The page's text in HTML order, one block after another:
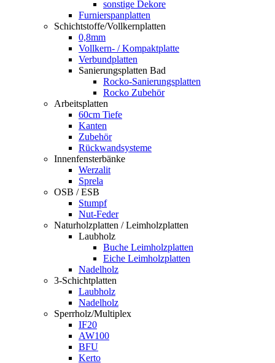
sonstige Dekore
Furnierspanplatten
Schichtstoffe/Vollkernplatten
0,8mm
Vollkern- / Kompaktplatte
Verbundplatten
Sanierungsplatten Bad
Rocko-Sanierungsplatten
Rocko Zubehör
Arbeitsplatten
60cm Tiefe
Kanten
Zubehör
Rückwandsysteme
Innenfensterbänke
Werzalit
Sprela
OSB / ESB
Stumpf
Nut-Feder
Naturholzplatten / Leimholzplatten
Laubholz
Buche Leimholzplatten
Eiche Leimholzplatten
Nadelholz
3-Schichtplatten
Laubholz
Nadelholz
Sperrholz/Multiplex
IF20
AW100
BFU
Kerto